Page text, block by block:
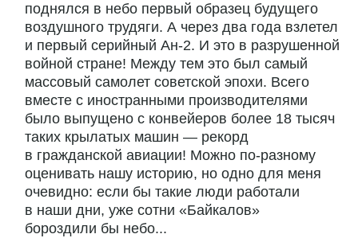
поднялся в небо первый образец будущего
воздушного трудяги. А через два года взлетел
и первый серийный Ан-2. И это в разрушенной
войной стране! Между тем это был самый
массовый самолет советской эпохи. Всего
вместе с иностранными производителями
было выпущено с конвейеров более 18 тысяч
таких крылатых машин — рекорд
в гражданской авиации! Можно по-разному
оценивать нашу историю, но одно для меня
очевидно: если бы такие люди работали
в наши дни, уже сотни «Байкалов»
бороздили бы небо...